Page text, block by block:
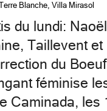
Blanche, Villa Mirasol
du lundi:
Taillevent et
du
féminise
Caminada, les